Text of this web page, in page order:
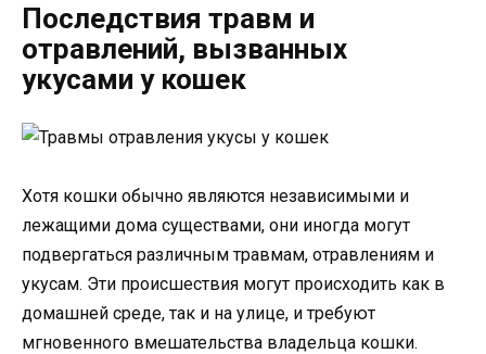
Последствия травм и
отравлений, вызванных
укусами у кошек
Хотя кошки обычно являются независимыми и
лежащими дома существами, они иногда могут
подвергаться различным травмам, отравлениям и
укусам. Эти происшествия могут происходить как в
домашней среде, так и на улице, и требуют
мгновенного вмешательства владельца кошки.